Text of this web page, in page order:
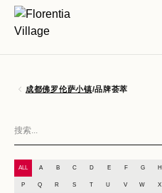
成都佛罗伦萨小镇/品牌荟萃
ALL A B C D E F G H
P Q R S T U V W X